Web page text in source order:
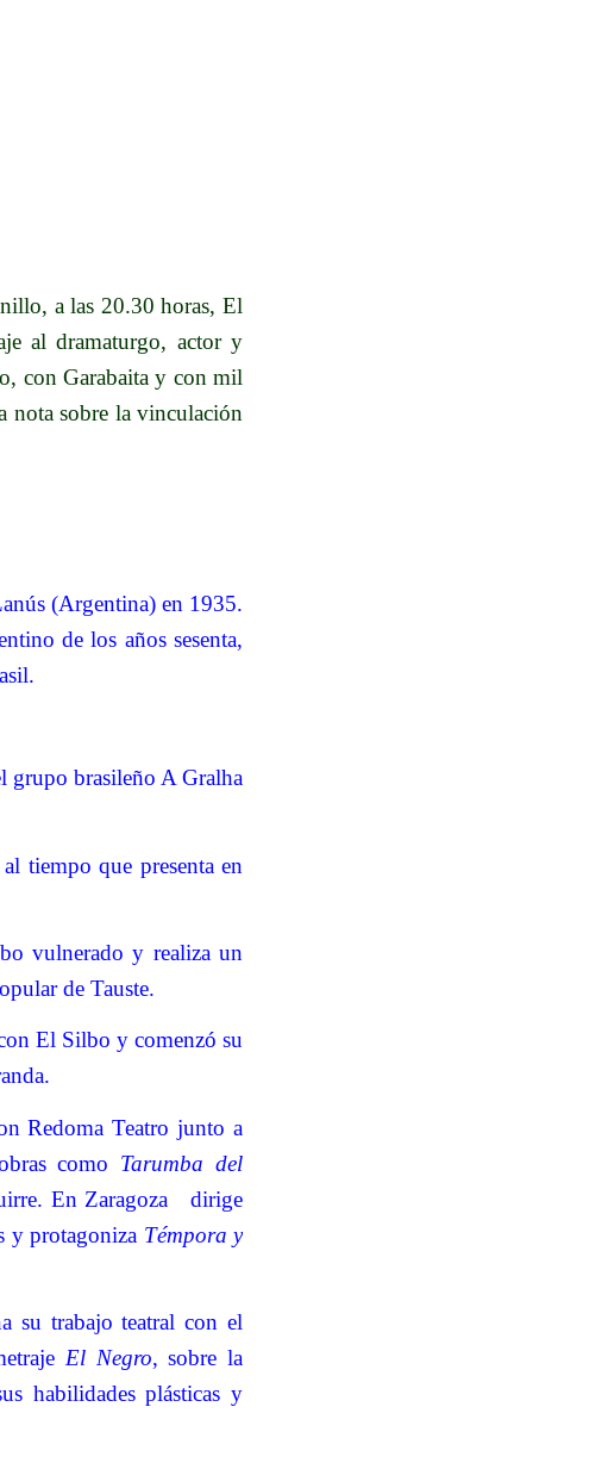
a las 20.30 horas, El
al dramaturgo, actor y
con Garabaita y con mil
nota sobre la vinculación
(Argentina) en 1935.
de los años sesenta,
grupo brasileño A Gralha
al tiempo que presenta en
vulnerado y realiza un
de Tauste.
El Silbo y comenzó su
Redoma Teatro junto a
como Tarumba del
En Zaragoza
dirige
y protagoniza Témpora y
su trabajo teatral con el
El Negro, sobre la
habilidades plásticas y